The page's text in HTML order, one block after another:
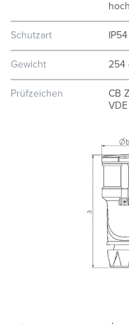
Schutzart IP54
Gewicht 254
Prüfzeichen
CB
VDE